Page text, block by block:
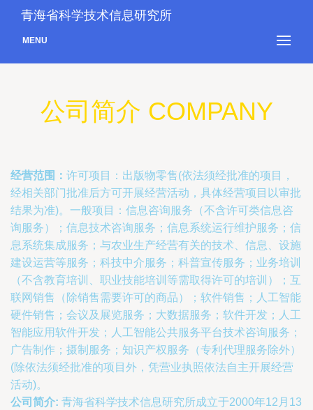
青海省科学技术信息研究所
MENU
公司简介 COMPANY
经营范围： 许可项目：出版物零售(依法须经批准的项目，
经相关部门批准后方可开展经营活动，具体经营项目以审批
结果为准)。一般项目：信息咨询服务（不含许可类信息咨
询服务）；信息技术咨询服务；信息系统运行维护服务；信
息系统集成服务；与农业生产经营有关的技术、信息、设施
建设运营等服务；科技中介服务；科普宣传服务；业务培训
（不含教育培训、职业技能培训等需取得许可的培训）；互
联网销售（除销售需要许可的商品）；软件销售；人工智能
硬件销售；会议及展览服务；大数据服务；软件开发；人工
智能应用软件开发；人工智能公共服务平台技术咨询服务；
广告制作；摄制服务；知识产权服务（专利代理服务除外）
(除依法须经批准的项目外，凭营业执照依法自主开展经营
活动)。
公司简介: 青海省科学技术信息研究所成立于2000年12月13